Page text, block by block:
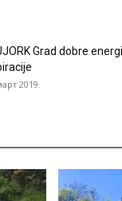
Grad dobre
2019.